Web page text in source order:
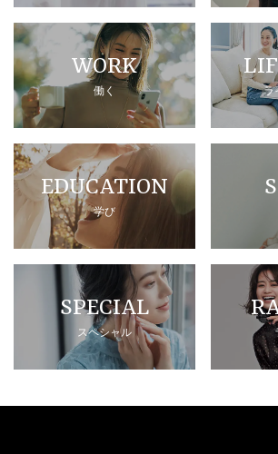
WORK
働く ラ
EDUCATION
学び
SPECIAL
スペシャル